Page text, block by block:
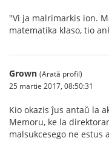
"Vi ja malrimarkis ion.
matematika klaso, tio
Grown (Arată profil)
25 martie 2017, 08:50:31
Kio okazis ĵus antaŭ la
Memoru, ke la
malsukcesego ne